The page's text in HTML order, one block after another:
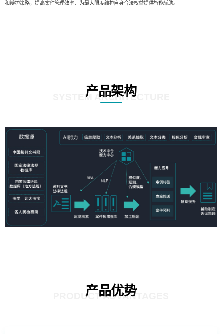
和辩护策略，提高案件管理效率、为最大限度维护自身合法权益提供智能辅助。
产品架构
SYSTEM ARCHITECTURE
产品优势
PRODUCT ADVANTAGES